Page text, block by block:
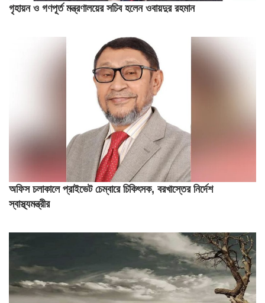
গৃহায়ন ও গণপূর্ত মন্ত্রণালয়ের সচিব হলেন ওবায়দুর রহমান
অফিস চলাকালে প্রাইভেট চেম্বারে চিকিৎসক, বরখাস্তের নির্দেশ
স্বাস্থ্যমন্ত্রীর